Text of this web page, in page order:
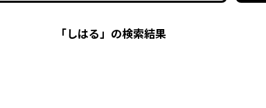
「しはる」の検索結果